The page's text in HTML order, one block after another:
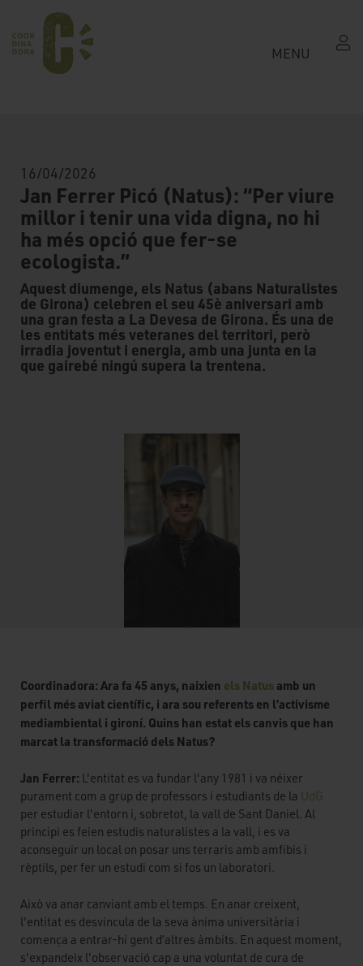
MENU
16/04/2026
Jan Ferrer Picó (Natus): “Per viure
millor i tenir una vida digna, no hi
ha més opció que fer-se
ecologista.”
Aquest diumenge, els Natus (abans Naturalistes
de Girona) celebren el seu 45è aniversari amb
una gran festa a La Devesa de Girona. És una de
les entitats més veteranes del territori, però
irradia joventut i energia, amb una junta en la
que gairebé ningú supera la trentena.
Coordinadora: Ara fa 45 anys, naixien els Natus amb un
perfil més aviat científic, i ara sou referents en l’activisme
mediambiental i gironí. Quins han estat els canvis que han
marcat la transformació dels Natus?
Jan Ferrer: L'entitat es va fundar l'any 1981 i va néixer
purament com a grup de professors i estudiants de la UdG
per estudiar l'entorn i, sobretot, la vall de Sant Daniel. Al
principi es feien estudis naturalistes a la vall, i es va
aconseguir un local on posar uns terraris amb amfibis i
rèptils, per fer un estudi com si fos un laboratori.
Això va anar canviant amb el temps. En anar creixent,
l'entitat es desvincula de la seva ànima universitària i
comença a entrar-hi gent d’altres àmbits. En aquest moment,
s'expandeix l'observació cap a una voluntat de cura de